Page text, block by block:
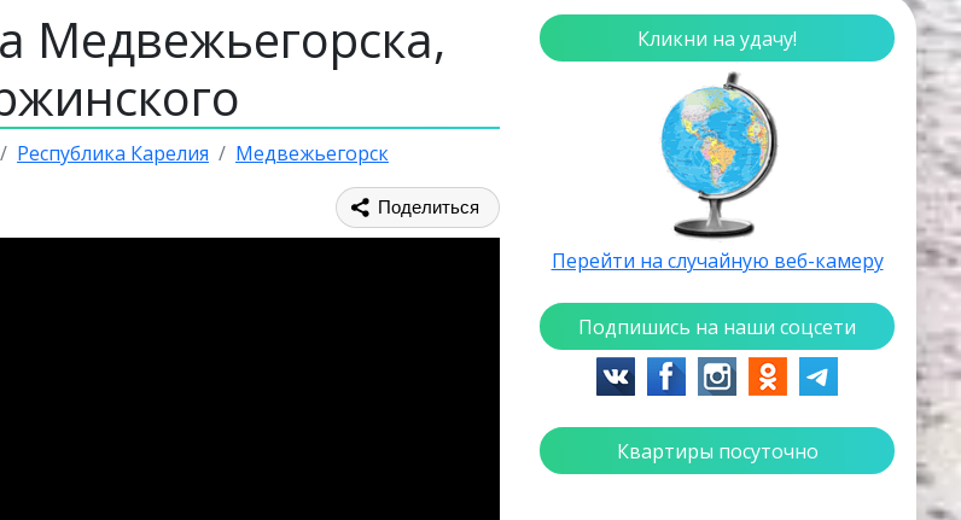
Медвежьегорска,
Республика Карелия Медвежьегорск
Поделиться
Кликни на удачу!
Перейти на случайную веб-камеру
Подпишись на наши соцсети
Квартиры посуточно